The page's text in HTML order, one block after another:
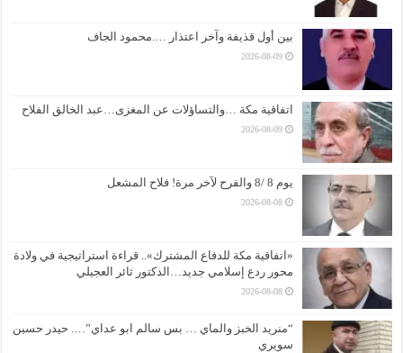
بين أول قذيفة وآخر اعتذار ….محمود الجاف
2026-08-09
اتفاقية مكة …والتساؤلات عن المغزى…عبد الخالق الفلاح
2026-08-09
يوم 8 /8 والفرح لآخر مرة! فلاح المشعل
2026-08-08
«اتفاقية مكة للدفاع المشترك».. قراءة استراتيجية في ولادة
محور ردع إسلامي جديد…الدكتور ثائر العجيلي
2026-08-08
“منريد الخبز والماي … بس سالم ابو عداي”…. حيدر حسين
سويري